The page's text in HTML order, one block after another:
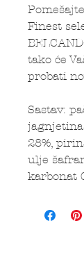
Finest
tako će
probati
Sastav:
jagnjetina
28%,
ulje
karbonat